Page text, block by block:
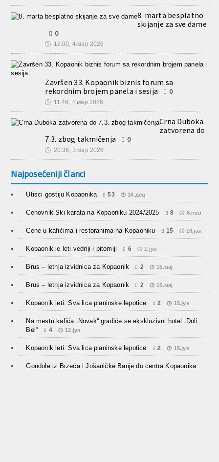
8. marta besplatno
skijanje za sve dame
0
🕔 12:00, 4.мар 2026
Završen 33. Kopaonik biznis forum sa
rekordnim brojem panela i sesija
0
🕔 11:46, 4.мар 2026
Crna Duboka
zatvorena do
7.3. zbog takmičenja
0
🕔 20:36, 3.мар 2026
Najposećeniji članci
Utisci gostiju Kopaonika 53 16.дец
Cenovnik Ski karata na Kopaoniku 2024/2025 8 6.нов
Cene u kafićima i restoranima na Kopaoniku 15 16.јан
Kopaonik je leti vedriji i pitomiji 6 1.јун
Brus – letnja izvidnica za Kopaonik 2 15.мај
Brus – letnja izvidnica za Kopaonik 2 15.мај
Kopaonik leti: Sva lica planinske lepotice 2 15.јун
Na mestu kafića „Novak“ gradiće se ekskluzivni hotel „Doli
Bel“
4 12.јун
Kopaonik leti: Sva lica planinske lepotice 2 15.јун
Gondole iz Brzeća i Jošaničke Banje do centra Kopaonika